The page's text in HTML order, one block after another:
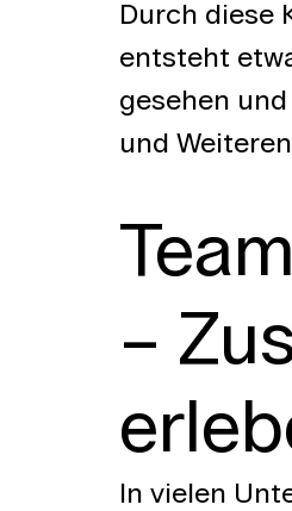
Durch diese
entsteht
gesehen
und
–
In vielen